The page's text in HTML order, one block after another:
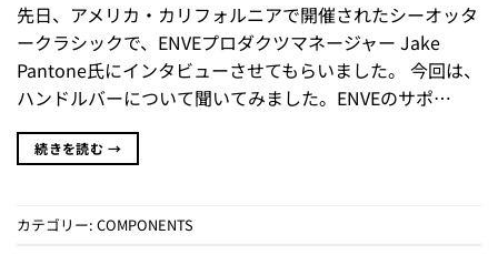
先日、アメリカ・カリフォルニアで開催されたシーオッタ
ークラシックで、ENVEプロダクツマネージャー Jake
Pantone氏にインタビューさせてもらいました。 今回は、
ハンドルバーについて聞いてみました。ENVEのサポ…
続きを読む →
カテゴリー: COMPONENTS